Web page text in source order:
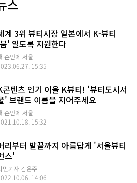
스
계 3위 뷰티시장 일본에서 K-뷰티
' 일도록 지원한다
손안에 서울
15:35
콘텐츠 인기 이을 K뷰티! '뷰티도시서
' 브랜드 이름을 지어주세요
손안에 서울
15:32
리부터 발끝까지 아름답게 '서울뷰티
스'
민기자 김은주
14:06